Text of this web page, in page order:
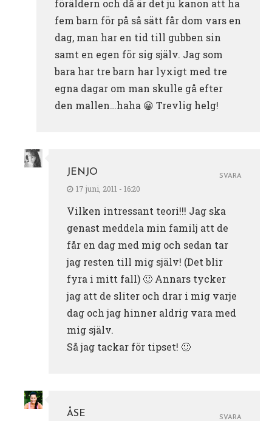
föräldern och då är det ju kanon att ha
fem barn för på så sätt får dom vars en
dag, man har en tid till gubben sin
samt en egen för sig själv. Jag som
bara har tre barn har lyxigt med tre
egna dagar om man skulle gå efter
den mallen…haha 😀 Trevlig helg!
JENJO
17 juni, 2011 - 16:20
Vilken intressant teori!!! Jag ska
genast meddela min familj att de
får en dag med mig och sedan tar
jag resten till mig själv! (Det blir
fyra i mitt fall) 🙂 Annars tycker
jag att de sliter och drar i mig varje
dag och jag hinner aldrig vara med
mig själv.
Så jag tackar för tipset! 🙂
SVARA
ÅSE SVARA